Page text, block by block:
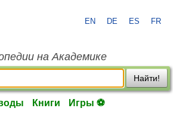
EN DE ES FR
на Академике
Найти!
Книги Игры ⚽